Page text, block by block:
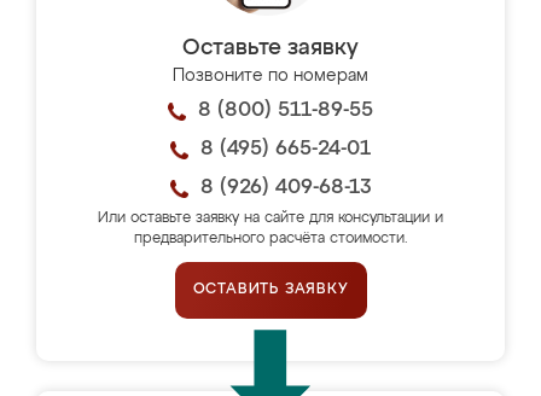
Оставьте заявку
Позвоните по номерам
8 (800) 511-89-55
8 (495) 665-24-01
8 (926) 409-68-13
Или оставьте заявку на сайте для консультации и
предварительного расчёта стоимости.
ОСТАВИТЬ ЗАЯВКУ